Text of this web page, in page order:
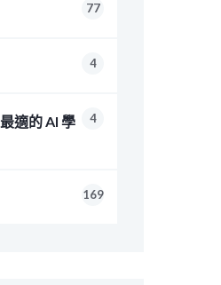
77
4
適的 AI 學
4
169